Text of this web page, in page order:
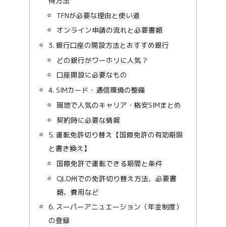
TFNが必要な理由と使い道
オンライン申請の流れと必要書類
3. 銀行口座の開設方法とおすすめ銀行
どの銀行がワーホリに人気？
口座開設に必要なもの
4. SIMカード・通信環境の整備
現地で人気のキャリア・格安SIMまとめ
契約時に必要な情報
5. 運転免許切り替え【国際免許の有効期限
と書き換え】
国際免許で運転できる期間と条件
QLD州での免許切り替え方法、必要書
類、費用など
6. スーパーアニュエーション（年金制度）
の登録